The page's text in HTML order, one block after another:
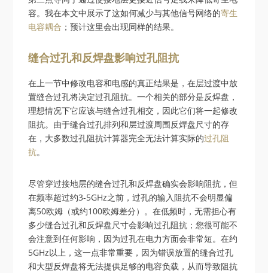
容。我在本文中展示了这如何减少与其他信号网络的寄生
电容耦合 ；预计这里会出现同样的结果。
缝合过孔和反焊盘影响过孔阻抗
在上一节中修改电容和电感的真正结果是，在层过渡中放
置缝合过孔将决定过孔阻抗。一个相关的部分是反焊盘，
理想情况下它应该与缝合过孔相交，因此它们将一起修改
阻抗。由于缝合过孔排列和层过渡周围反焊盘尺寸的存
在，大多数过孔阻抗计算器完全无法计算实际的过孔阻
抗。
尽管穿过接地层的缝合过孔和反焊盘确实会影响阻抗，但
在频率超过约3-5GHz之前，过孔的输入阻抗不会明显偏
离50欧姆（或约100欧姆差分）。在低频时，无需担心有
多少缝合过孔和反焊盘尺寸会影响过孔阻抗；您很可能不
会注意到任何影响，因为过孔在电力方面会非常短。在约
5GHz以上，这一点非常重要，因为错误放置的缝合过孔
和大型反焊盘将无法提供足够的电容负载，从而导致阻抗